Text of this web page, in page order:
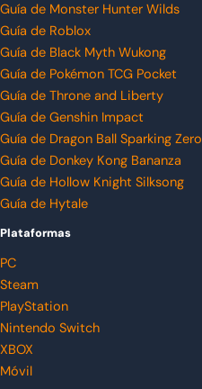
Guía de Monster Hunter Wilds
Guía de Roblox
Guía de Black Myth Wukong
Guía de Pokémon TCG Pocket
Guía de Throne and Liberty
Guía de Genshin Impact
Guía de Dragon Ball Sparking Zero
Guía de Donkey Kong Bananza
Guía de Hollow Knight Silksong
Guía de Hytale
Plataformas
PC
Steam
PlayStation
Nintendo Switch
XBOX
Móvil